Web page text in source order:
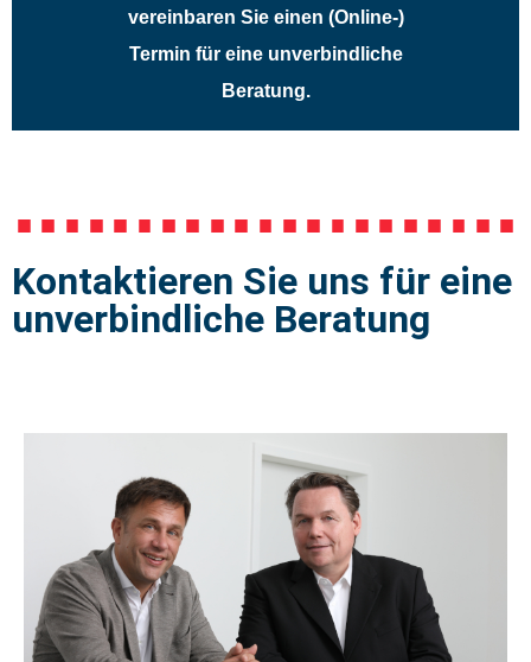
vereinbaren Sie einen (Online-)
Termin für eine unverbindliche
Beratung.
Kontaktieren Sie uns für eine
unverbindliche Beratung